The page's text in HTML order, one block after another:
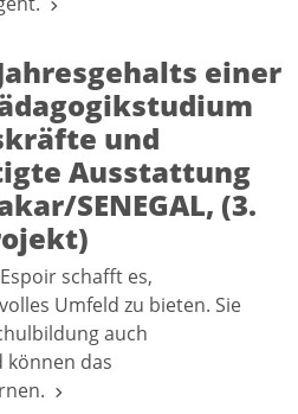
einer
und
Ausstattung
SENEGAL, (3.
schafft es,
Umfeld zu bieten. Sie
auch
das